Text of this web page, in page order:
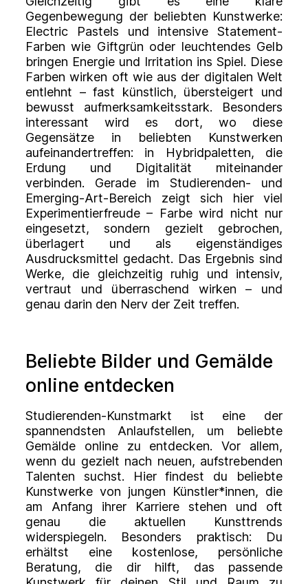
Gegenbewegung der beliebten Kunstwerke:
Electric Pastels und intensive Statement-
Farben wie Giftgrün oder leuchtendes Gelb
bringen Energie und Irritation ins Spiel. Diese
Farben wirken oft wie aus der digitalen Welt
entlehnt – fast künstlich, übersteigert und
bewusst aufmerksamkeitsstark. Besonders
interessant wird es dort, wo diese
Gegensätze in beliebten Kunstwerken
aufeinandertreffen: in Hybridpaletten, die
Erdung und Digitalität miteinander
verbinden. Gerade im Studierenden- und
Emerging-Art-Bereich zeigt sich hier viel
Experimentierfreude – Farbe wird nicht nur
eingesetzt, sondern gezielt gebrochen,
überlagert und als eigenständiges
Ausdrucksmittel gedacht. Das Ergebnis sind
Werke, die gleichzeitig ruhig und intensiv,
vertraut und überraschend wirken – und
genau darin den Nerv der Zeit treffen.
Beliebte Bilder und Gemälde
online entdecken
Studierenden-Kunstmarkt ist eine der
spannendsten Anlaufstellen, um beliebte
Gemälde online zu entdecken. Vor allem,
wenn du gezielt nach neuen, aufstrebenden
Talenten suchst. Hier findest du beliebte
Kunstwerke von jungen Künstler*innen, die
am Anfang ihrer Karriere stehen und oft
genau die aktuellen Kunsttrends
widerspiegeln. Besonders praktisch: Du
erhältst eine kostenlose, persönliche
Beratung, die dir hilft, das passende